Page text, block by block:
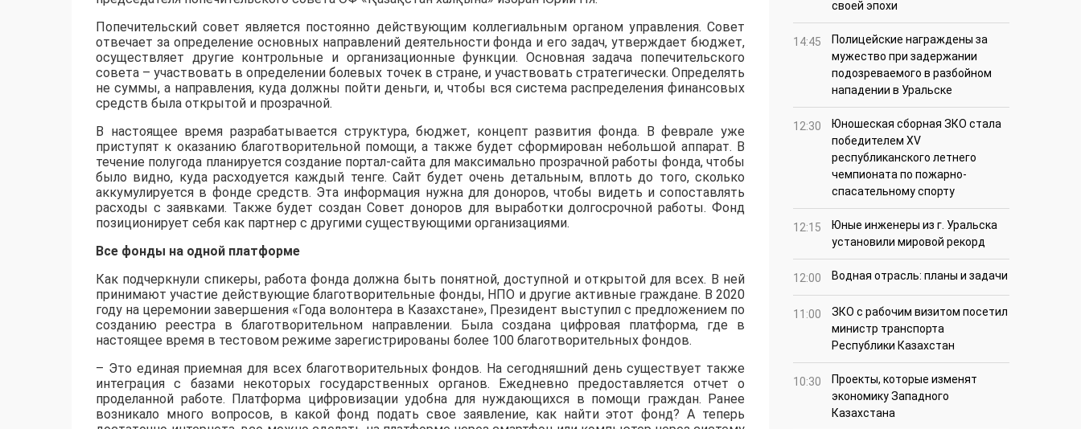
Попечительский совет является постоянно действующим коллегиальным органом управления. Совет
отвечает за определение основных направлений деятельности фонда и его задач, утверждает бюджет,
осуществляет другие контрольные и организационные функции. Основная задача попечительского
совета – участвовать в определении болевых точек в стране, и участвовать стратегически. Определять
не суммы, а направления, куда должны пойти деньги, и, чтобы вся система распределения финансовых
средств была открытой и прозрачной.
В настоящее время разрабатывается структура, бюджет, концепт развития фонда. В феврале уже
приступят к оказанию благотворительной помощи, а также будет сформирован небольшой аппарат. В
течение полугода планируется создание портал-сайта для максимально прозрачной работы фонда, чтобы
было видно, куда расходуется каждый тенге. Сайт будет очень детальным, вплоть до того, сколько
аккумулируется в фонде средств. Эта информация нужна для доноров, чтобы видеть и сопоставлять
расходы с заявками. Также будет создан Совет доноров для выработки долгосрочной работы. Фонд
позиционирует себя как партнер с другими существующими организациями.
Все фонды на одной платформе
Как подчеркнули спикеры, работа фонда должна быть понятной, доступной и открытой для всех. В ней
принимают участие действующие благотворительные фонды, НПО и другие активные граждане. В 2020
году на церемонии завершения «Года волонтера в Казахстане», Президент выступил с предложением по
созданию реестра в благотворительном направлении. Была создана цифровая платформа, где в
настоящее время в тестовом режиме зарегистрированы более 100 благотворительных фондов.
– Это единая приемная для всех благотворительных фондов. На сегодняшний день существует также
интеграция с базами некоторых государственных органов. Ежедневно предоставляется отчет о
проделанной работе. Платформа цифровизации удобна для нуждающихся в помощи граждан. Ранее
возникало много вопросов, в какой фонд подать свое заявление, как найти этот фонд? А теперь
своей эпохи
14:45
Полицейские награждены за
мужество при задержании
подозреваемого в разбойном
нападении в Уральске
12:30
Юношеская сборная ЗКО стала
победителем XV
республиканского летнего
чемпионата по пожарно-
спасательному спорту
12:15
Юные инженеры из г. Уральска
установили мировой рекорд
12:00 Водная отрасль: планы и задачи
11:00
ЗКО с рабочим визитом посетил
министр транспорта
Республики Казахстан
10:30
Проекты, которые изменят
экономику Западного
Казахстана